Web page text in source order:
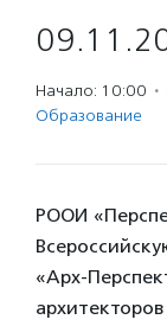
Начало: 10:00 ·
Образование
РООИ
«Арх-